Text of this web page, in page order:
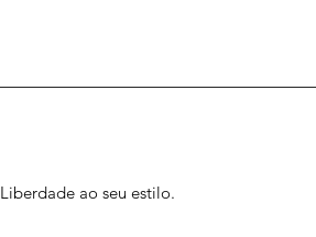
Liberdade ao seu estilo.